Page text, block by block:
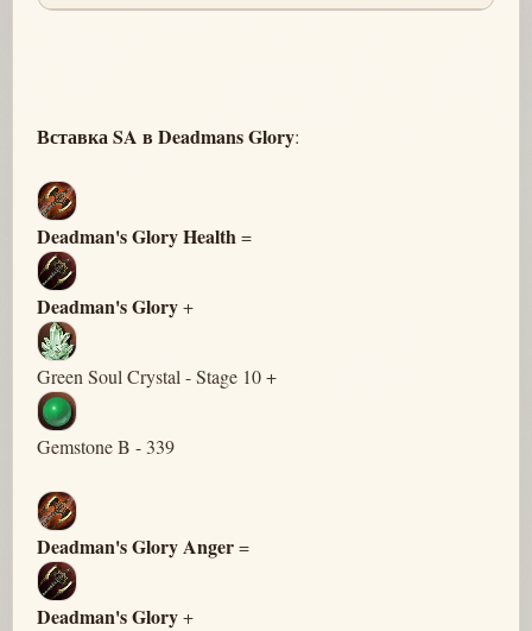
Вставка SA в Deadmans Glory:
Deadman's Glory Health =
Deadman's Glory+
Green Soul Crystal - Stage 10 +
Gemstone B - 339
Deadman's Glory Anger=
Deadman's Glory+